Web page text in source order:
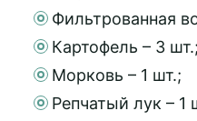
Фильтрованная
Картофель – 3 шт.;
Морковь – 1 шт.;
Репчатый лук – 1